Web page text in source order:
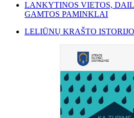
LANKYTINOS VIETOS,
GAMTOS PAMINKLAI
LELIŪNŲ KRAŠTO